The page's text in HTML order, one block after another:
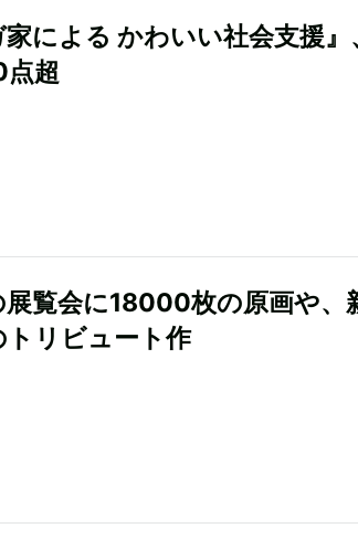
家による かわいい社会支援』
超
展覧会に18000枚の原画や、
トリビュート作